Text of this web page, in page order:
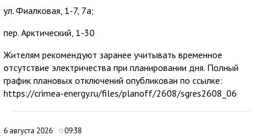
ул. Фиалковая, 1-7, 7а;
пер. Арктический, 1-30
Жителям рекомендуют заранее учитывать временное
отсутствие электричества при планировании дня. Полный
график плановых отключений опубликован по ссылке:
https://crimea-energy.ru/files/planoff/2608/sgres2608_06
6 августа 2026 09:38